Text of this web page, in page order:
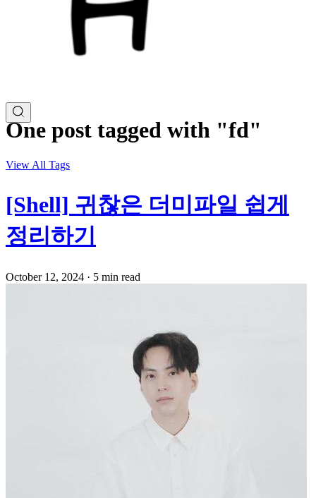
One post tagged with "fd"
View All Tags
[Shell] 귀찮은 더미파일 쉽게
정리하기
October 12, 2024 · 5 min read